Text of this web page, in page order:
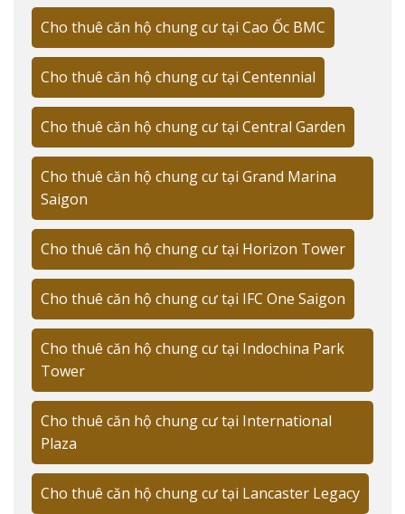
trung tâm Sài Gòn.
📋Thông tin nhanh:
Giá thuê: 12-111 triệu/tháng
Diện tích: 45-200m²
Dự án nổi bật: The Marq, Vinhomes Golden River
Khu vực hot: Bến Nghé, Nguyễn Cư Trinh
Tiện ích: Gym, hồ bơi, công viên
An ninh: 24/7, thẻ từ, CCTV
TỔNG QUAN THỊ TRƯỜNG CHO THUÊ
CĂN HỘ QUẬN 1
Theo dữ liệu từRever.vn, thị trường căn hộ cho thuê
Quận 1 năm 2024 ghi nhận tăng trưởng ổn định với tỷ
lệ lấp đầy đạt 92%. Đặc biệt, phân khúc căn hộ cao cấp
vẫn duy trì sức hút mạnh mẽ với khách thuê là chuyên
gia nước ngoài.
Cho thuê căn hộ chung cư tại Cao Ốc BMC
Cho thuê căn hộ chung cư tại Centennial
Cho thuê căn hộ chung cư tại Central Garden
Cho thuê căn hộ chung cư tại Grand Marina
Saigon
Cho thuê căn hộ chung cư tại Horizon Tower
Cho thuê căn hộ chung cư tại IFC One Saigon
Cho thuê căn hộ chung cư tại Indochina Park
Tower
Cho thuê căn hộ chung cư tại International
Plaza
Cho thuê căn hộ chung cư tại Lancaster Legacy